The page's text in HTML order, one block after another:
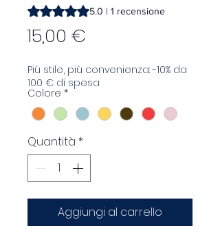
Sulla base di 1 recensione, la
5.0 | 1 recensione
15,00 €
Più stile, più convenienza: -10% da
100 € di spesa
Colore *
Quantità *
Aggiungi al carrello